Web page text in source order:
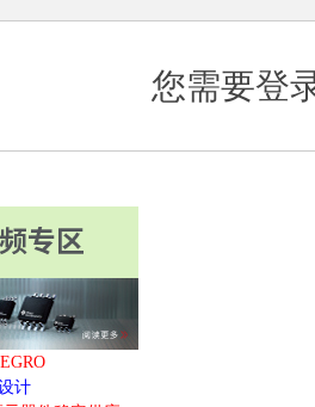
您需要登
计